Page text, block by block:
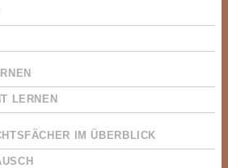
LERNEN
IM ÜBERBLICK